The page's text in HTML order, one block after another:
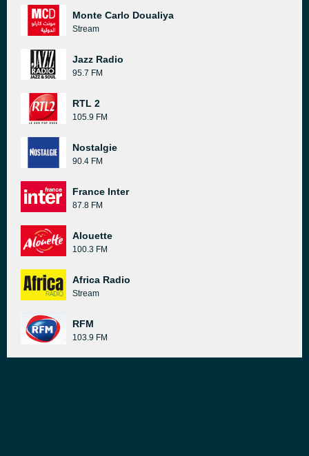
Monte Carlo Doualiya
Stream
Jazz Radio
95.7 FM
RTL 2
105.9 FM
Nostalgie
90.4 FM
France Inter
87.8 FM
Alouette
100.3 FM
Africa Radio
Stream
RFM
103.9 FM